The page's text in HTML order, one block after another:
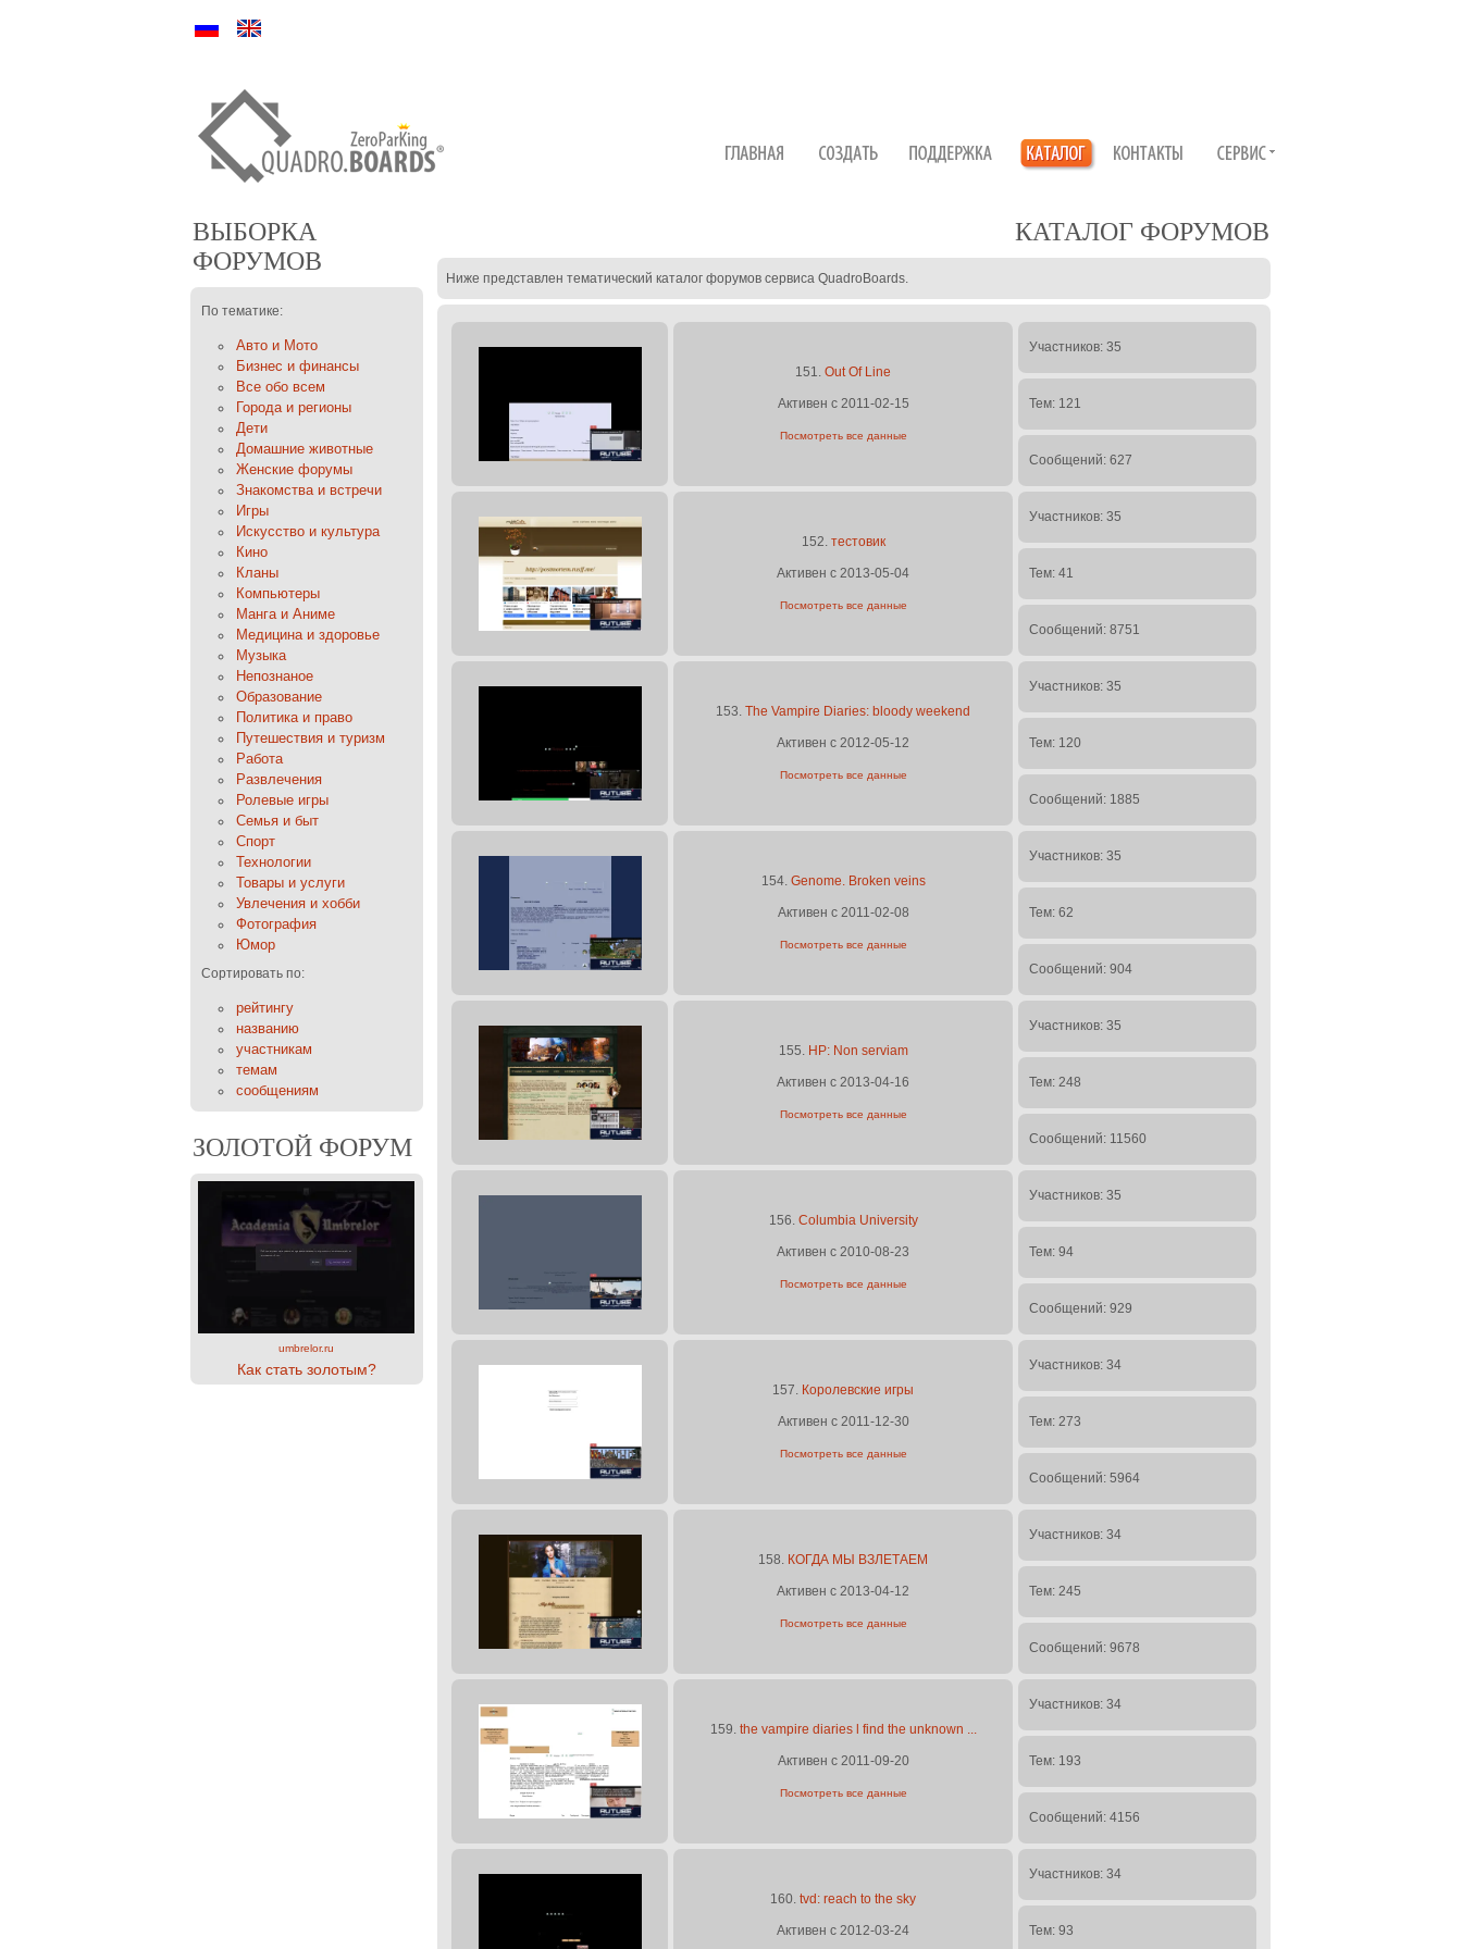
Ру En
ВЫБОРКА
ФОРУМОВ
По тематике:
Авто и Мото
Бизнес и финансы
Все обо всем
Города и регионы
Дети
Домашние животные
Женские форумы
Знакомства и встречи
Игры
Искусство и культура
Кино
Кланы
Компьютеры
Манга и Аниме
Медицина и здоровье
Музыка
Непознаное
Образование
Политика и право
Путешествия и туризм
Работа
Развлечения
Ролевые игры
Семья и быт
Спорт
Технологии
Товары и услуги
Увлечения и хобби
Фотография
Юмор
Сортировать по:
рейтингу
названию
участникам
темам
сообщениям
ЗОЛОТОЙ ФОРУМ
umbrelor.ru
Как стать золотым?
КАТАЛОГ ФОРУМОВ
Ниже представлен тематический каталог форумов сервиса QuadroBoards.
151. Out Of Line
Активен с 2011-02-15
Посмотреть все данные
Участников: 35
Тем: 121
Сообщений: 627
152. тестовик
Активен с 2013-05-04
Посмотреть все данные
Участников: 35
Тем: 41
Сообщений: 8751
153. The Vampire Diaries: bloody weekend
Активен с 2012-05-12
Посмотреть все данные
Участников: 35
Тем: 120
Сообщений: 1885
154. Genome. Broken veins
Активен с 2011-02-08
Посмотреть все данные
Участников: 35
Тем: 62
Сообщений: 904
155. HP: Non serviam
Активен с 2013-04-16
Посмотреть все данные
Участников: 35
Тем: 248
Сообщений: 11560
156. Columbia University
Активен с 2010-08-23
Посмотреть все данные
Участников: 35
Тем: 94
Сообщений: 929
157. Королевские игры
Активен с 2011-12-30
Посмотреть все данные
Участников: 34
Тем: 273
Сообщений: 5964
158. КОГДА МЫ ВЗЛЕТАЕМ
Активен с 2013-04-12
Посмотреть все данные
Участников: 34
Тем: 245
Сообщений: 9678
159. the vampire diaries l find the unknown ...
Активен с 2011-09-20
Посмотреть все данные
Участников: 34
Тем: 193
Сообщений: 4156
160. tvd: reach to the sky
Активен с 2012-03-24
Участников: 34
Тем: 93